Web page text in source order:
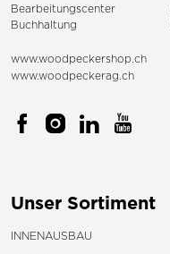
Bearbeitungscenter
Buchhaltung
www.woodpeckershop.ch
www.woodpeckerag.ch
Unser Sortiment
INNENAUSBAU